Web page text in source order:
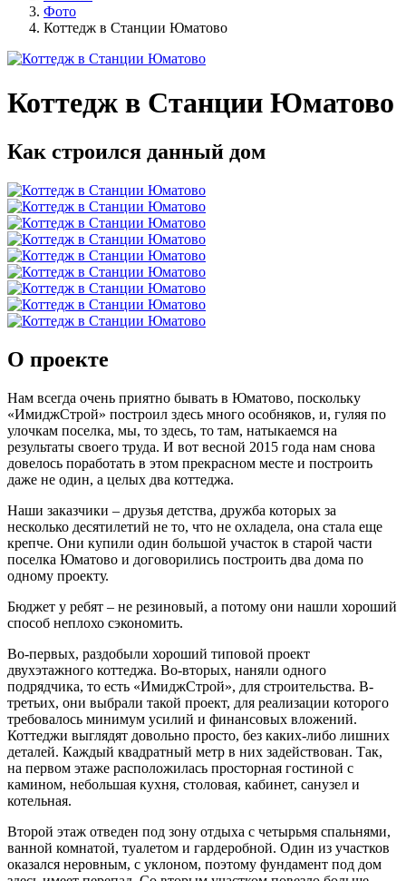
Фото
Коттедж в Станции Юматово
Коттедж в Станции Юматово
Как строился данный дом
О проекте
Нам всегда очень приятно бывать в Юматово, поскольку
«ИмиджСтрой» построил здесь много особняков, и, гуляя по
улочкам поселка, мы, то здесь, то там, натыкаемся на
результаты своего труда. И вот весной 2015 года нам снова
довелось поработать в этом прекрасном месте и построить
даже не один, а целых два коттеджа.
Наши заказчики – друзья детства, дружба которых за
несколько десятилетий не то, что не охладела, она стала еще
крепче. Они купили один большой участок в старой части
поселка Юматово и договорились построить два дома по
одному проекту.
Бюджет у ребят – не резиновый, а потому они нашли хороший
способ неплохо сэкономить.
Во-первых, раздобыли хороший типовой проект
двухэтажного коттеджа. Во-вторых, наняли одного
подрядчика, то есть «ИмиджСтрой», для строительства. В-
третьих, они выбрали такой проект, для реализации которого
требовалось минимум усилий и финансовых вложений.
Коттеджи выглядят довольно просто, без каких-либо лишних
деталей. Каждый квадратный метр в них задействован. Так,
на первом этаже расположилась просторная гостиной с
камином, небольшая кухня, столовая, кабинет, санузел и
котельная.
Второй этаж отведен под зону отдыха с четырьмя спальнями,
ванной комнатой, туалетом и гардеробной. Один из участков
оказался неровным, с уклоном, поэтому фундамент под дом